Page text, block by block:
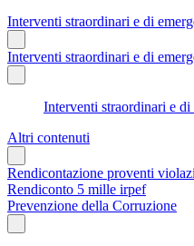
Interventi straordinari e di
Interventi straordinari e di
Interventi straordinari e di
Altri contenuti
Rendicontazione proventi
Rendiconto 5 mille irpef
Prevenzione della Corruzione